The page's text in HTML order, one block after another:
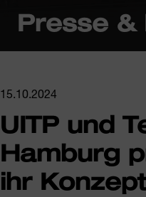
Presse &
15.10.2024
UITP und
Hamburg
ihr